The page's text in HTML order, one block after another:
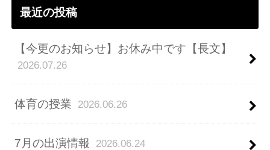
最近の投稿
【今更のお知らせ】お休み中です【長文】
2026.07.26
体育の授業 2026.06.26
7月の出演情報 2026.06.24